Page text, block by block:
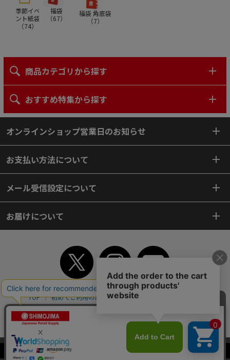
当サイトはクッキー（Cookie）を使用しています。Cookieの使用に同意いた
季節イベ
ント紙袋
（74）
福袋
（67）
福袋 角底袋
（7）
商品カテゴリから探す
おすすめ特集から探す
オンラインショップ営業日のお知らせ
お支払い方法について
メール受信設定について
お届けについて
TOP 初めてご利用のお客様へ ご利用案内
個人情報保護方針
よくあるご質問
サイトマップ
WEBカタログ
Copyright© 2018 SHIMOJIMA Co.,Ltd. All Rights Reserved.